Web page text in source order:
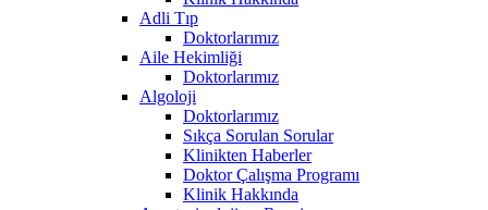
Adli Tıp
Doktorlarımız
Aile Hekimliği
Doktorlarımız
Algoloji
Doktorlarımız
Sıkça Sorulan Sorular
Klinikten Haberler
Doktor Çalışma Programı
Klinik Hakkında